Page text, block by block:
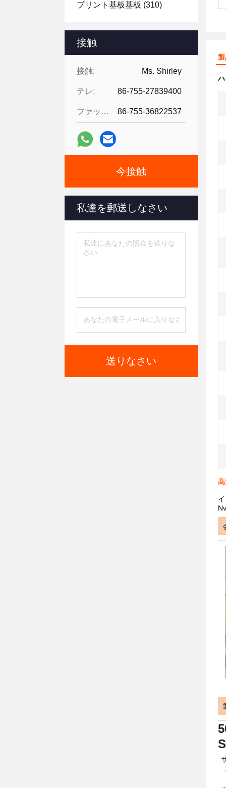
プリント基板基板 (310)
接触
接触: Ms. Shirley
テレ: 86-755-27839400
ファックス: 86-755-36822537
今接触
私達を郵送しなさい
送りなさい